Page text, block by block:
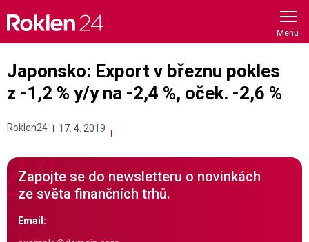
content
Japonsko: Export v březnu pokles
z -1,2 % y/y na -2,4 %, oček. -2,6 %
Roklen24 17. 4. 2019
Zapojte se do newsletteru o novinkách
ze světa finančních trhů.
Email: